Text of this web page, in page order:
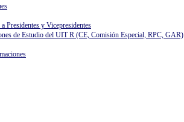
Presidentes y Vicepresidentes
de Estudio del UIT R (CE, Comisión Especial, RPC, GAR)